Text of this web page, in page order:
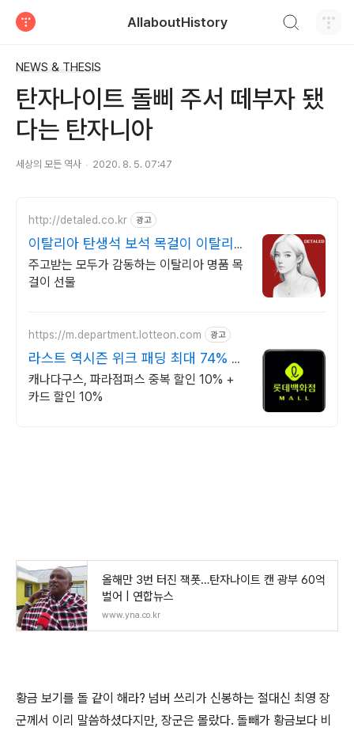
AllaboutHistory
NEWS & THESIS
탄자나이트 돌삐 주서 떼부자 됐
다는 탄자니아
세상의 모든 역사 2020. 8. 5. 07:47
http://detaled.co.kr 광고
이탈리아 탄생석 보석 목걸이 이탈리아
명품 목걸이 선물
주고받는 모두가 감동하는 이탈리아 명품 목
걸이 선물
https://m.department.lotteon.com 광고
라스트 역시즌 위크 패딩 최대 74% 할
인
캐나다구스, 파라점퍼스 중복 할인 10% +
카드 할인 10%
올해만 3번 터진 잭폿…탄자나이트 캔 광부 60억
벌어 | 연합뉴스
www.yna.co.kr
황금 보기를 돌 같이 해라? 넘버 쓰리가 신봉하는 절대신 최영 장
군께서 이리 말씀하셨다지만, 장군은 몰랐다. 돌빼가 황금보다 비